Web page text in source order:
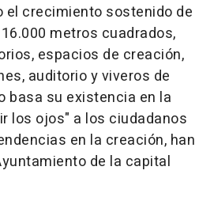
el crecimiento sostenido de
metros cuadrados,
espacios de creación,
auditorio y viveros de
basa su existencia en la
los ojos" a los ciudadanos
en la creación, han
de la capital